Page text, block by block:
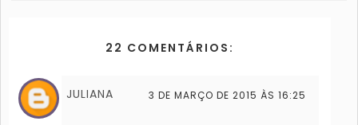
22 COMENTÁRIOS:
JULIANA 3 DE MARÇO DE 2015 ÀS 16:25